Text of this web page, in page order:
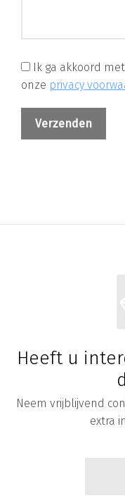
Ik ga akkoord
onze privacy
Heeft u
Neem vrijblijvend
extra